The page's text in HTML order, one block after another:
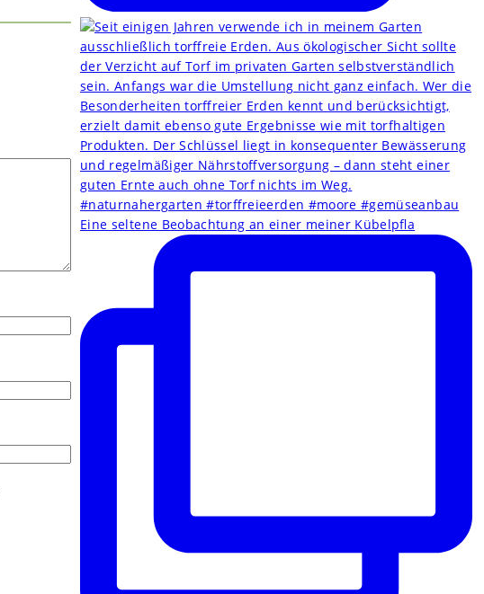
Eine seltene Beobachtung an einer meiner Kübelpfla